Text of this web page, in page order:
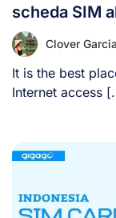
scheda SIM
Clover Garcia
It is the best
Internet access